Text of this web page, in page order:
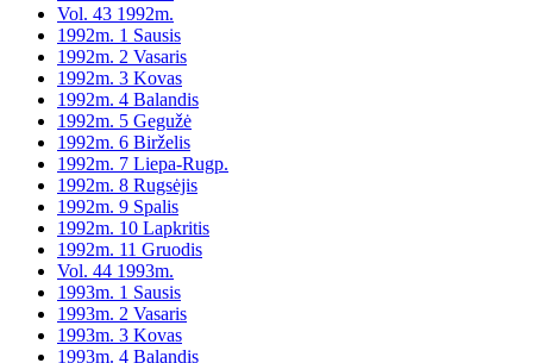
Vol. 43 1992m.
1992m. 1 Sausis
1992m. 2 Vasaris
1992m. 3 Kovas
1992m. 4 Balandis
1992m. 5 Gegužė
1992m. 6 Birželis
1992m. 7 Liepa-Rugp.
1992m. 8 Rugsėjis
1992m. 9 Spalis
1992m. 10 Lapkritis
1992m. 11 Gruodis
Vol. 44 1993m.
1993m. 1 Sausis
1993m. 2 Vasaris
1993m. 3 Kovas
1993m. 4 Balandis